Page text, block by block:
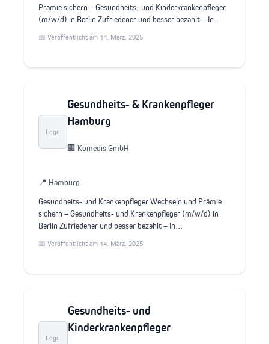
Prämie sichern – Gesundheits- und Kinderkrankenpfleger
(m/w/d) in Berlin Zufriedener und besser bezahlt – In…
📅 Veröffentlicht am 14. März. 2025
Logo
Gesundheits- & Krankenpfleger
Hamburg
🏢 Komedis GmbH
📍 Hamburg
Gesundheits- und Krankenpfleger Wechseln und Prämie
sichern – Gesundheits- und Krankenpfleger (m/w/d) in
Berlin Zufriedener und besser bezahlt – In…
📅 Veröffentlicht am 14. März. 2025
Logo
Gesundheits- und
Kinderkrankenpfleger